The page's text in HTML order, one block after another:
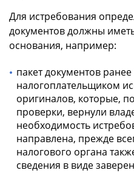
Для истребования
документов должны
основания, например:
пакет документов
налогоплательщиком
оригиналов, которые,
проверки, вернули
необходимость
направлена, прежде
налогового органа
сведения в виде